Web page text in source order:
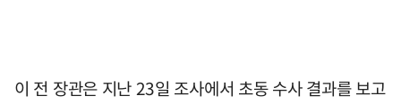
이 전 장관은 지난 23일 조사에서 초동 수사 결과를 보고